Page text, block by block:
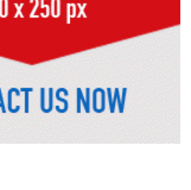
ব্রেন স্ট্রোক, নির্বাচন অফিসকর্মীর মৃত্যু
কোরআন মজিদে ক্ষতিগ্রস্ত বলা হয়েছে
হরমুজ চুক্তির বিনিময়ে ইরানের বন্দর